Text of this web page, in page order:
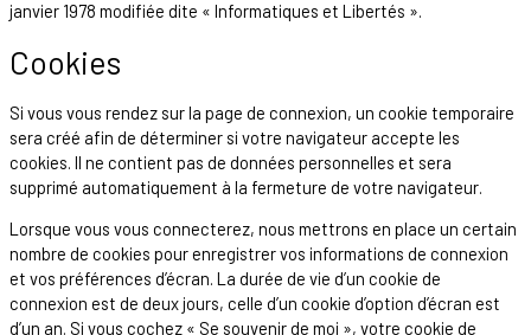
janvier 1978 modifiée dite « Informatiques et Libertés ».
Cookies
Si vous vous rendez sur la page de connexion, un cookie temporaire
sera créé afin de déterminer si votre navigateur accepte les
cookies. Il ne contient pas de données personnelles et sera
supprimé automatiquement à la fermeture de votre navigateur.
Lorsque vous vous connecterez, nous mettrons en place un certain
nombre de cookies pour enregistrer vos informations de connexion
et vos préférences d’écran. La durée de vie d’un cookie de
connexion est de deux jours, celle d’un cookie d’option d’écran est
d’un an. Si vous cochez « Se souvenir de moi », votre cookie de